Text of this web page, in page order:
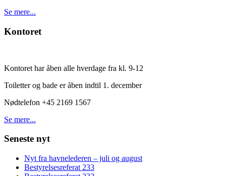
Se mere...
Kontoret
Kontoret har åben alle hverdage fra kl. 9-12
Toiletter og bade er åben indtil 1. december
Nødtelefon +45 2169 1567
Se mere...
Seneste nyt
Nyt fra havnelederen – juli og august
Bestyrelsesreferat 233